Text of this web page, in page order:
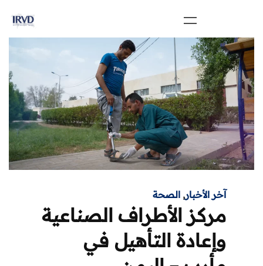
آخر الأخبار, الصحة
مركز الأطراف الصناعية
وإعادة التأهيل في